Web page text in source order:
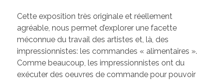
Cette exposition très originale et réellement
agréable, nous permet d’explorer une facette
méconnue du travail des artistes et, là, des
impressionnistes: les commandes « alimentaires ».
Comme beaucoup, les impressionnistes ont du
exécuter des oeuvres de commande pour pouvoir